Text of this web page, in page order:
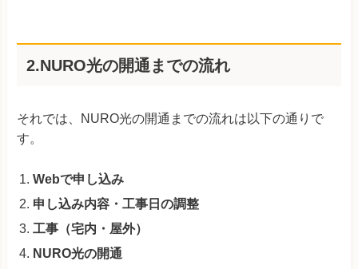
2.NURO光の開通までの流れ
それでは、NURO光の開通までの流れは以下の通りで
す。
Webで申し込み
申し込み内容・工事日の調整
工事（宅内・屋外）
NURO光の開通